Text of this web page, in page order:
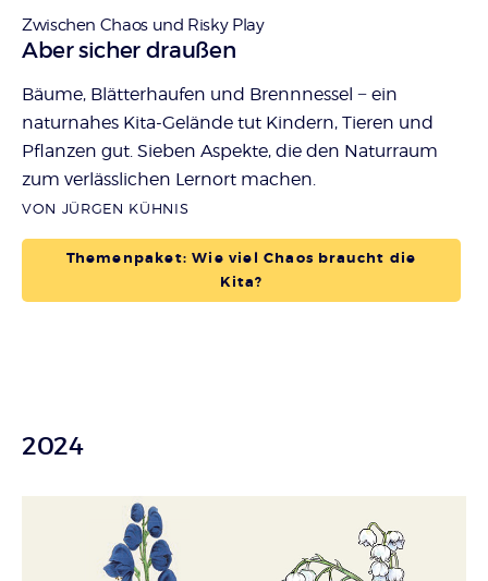
Zwischen Chaos und Risky Play
:
Aber sicher draußen
Bäume, Blätterhaufen und Brennnessel − ein
naturnahes Kita-Gelände tut Kindern, Tieren und
Pflanzen gut. Sieben Aspekte, die den Naturraum
zum verlässlichen Lernort machen.
VON JÜRGEN KÜHNIS
Themenpaket: Wie viel Chaos braucht die
Kita?
2024